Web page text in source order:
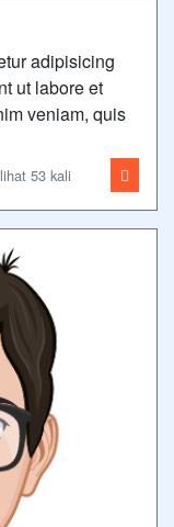
adipisicing
ut labore et
veniam, quis
53 kali